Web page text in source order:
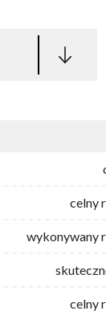
celny
wykonywany
celny